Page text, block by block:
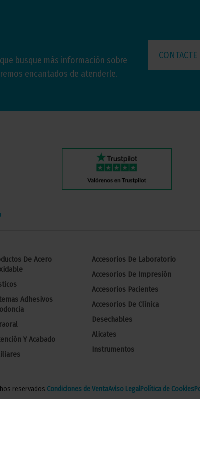
busque más información sobre
encantados de atenderle.
De Acero
Adhesivos
Y Acabado
Accesorios De Laboratorio
Accesorios De Impresión
Accesorios Pacientes
Accesorios De Clínica
Desechables
Alicates
Instrumentos
reservados.Condiciones de VentaAviso LegalPolítica de Cookies